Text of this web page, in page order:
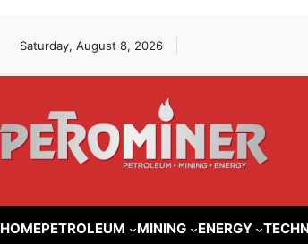
konten
content
Saturday, August 8, 2026
HOMEPETROLEUM MINING ENERGY